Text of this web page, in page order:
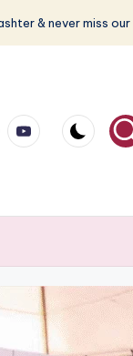
& never miss
youtube.com